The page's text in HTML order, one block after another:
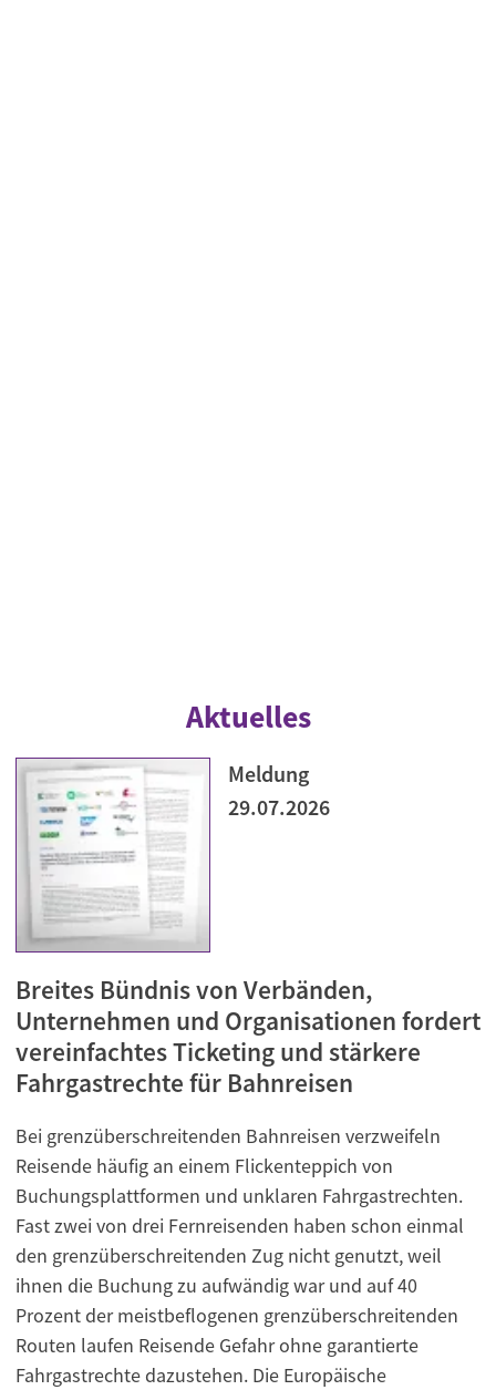
Aktuelles
Meldung
29.07.2026
Breites Bündnis von Verbänden,
Unternehmen und Organisationen fordert
vereinfachtes Ticketing und stärkere
Fahrgastrechte für Bahnreisen
Bei grenzüberschreitenden Bahnreisen verzweifeln
Reisende häufig an einem Flickenteppich von
Buchungsplattformen und unklaren Fahrgastrechten.
Fast zwei von drei Fernreisenden haben schon einmal
den grenzüberschreitenden Zug nicht genutzt, weil
ihnen die Buchung zu aufwändig war und auf 40
Prozent der meistbeflogenen grenzüberschreitenden
Routen laufen Reisende Gefahr ohne garantierte
Fahrgastrechte dazustehen. Die Europäische